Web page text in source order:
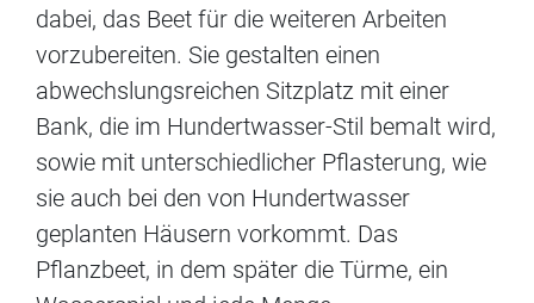
dabei, das Beet für die weiteren Arbeiten
vorzubereiten. Sie gestalten einen
abwechslungsreichen Sitzplatz mit einer
Bank, die im Hundertwasser-Stil bemalt wird,
sowie mit unterschiedlicher Pflasterung, wie
sie auch bei den von Hundertwasser
geplanten Häusern vorkommt. Das
Pflanzbeet, in dem später die Türme, ein